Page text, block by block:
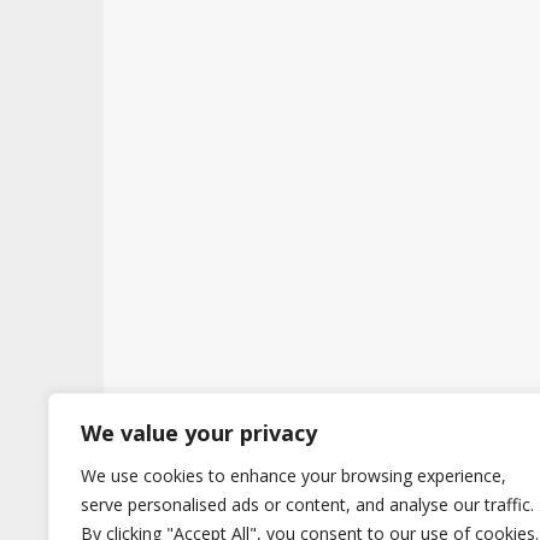
We value your privacy
We use cookies to enhance your browsing experience,
serve personalised ads or content, and analyse our traffic.
By clicking "Accept All", you consent to our use of cookies.
Copyright © 2026 . All Rights